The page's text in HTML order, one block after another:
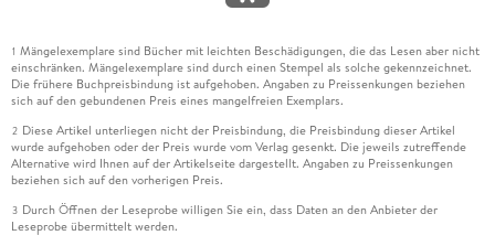
1 Mängelexemplare sind Bücher mit leichten Beschädigungen, die das Lesen aber nicht
einschränken. Mängelexemplare sind durch einen Stempel als solche gekennzeichnet.
Die frühere Buchpreisbindung ist aufgehoben. Angaben zu Preissenkungen beziehen
sich auf den gebundenen Preis eines mangelfreien Exemplars.
2 Diese Artikel unterliegen nicht der Preisbindung, die Preisbindung dieser Artikel
wurde aufgehoben oder der Preis wurde vom Verlag gesenkt. Die jeweils zutreffende
Alternative wird Ihnen auf der Artikelseite dargestellt. Angaben zu Preissenkungen
beziehen sich auf den vorherigen Preis.
3 Durch Öffnen der Leseprobe willigen Sie ein, dass Daten an den Anbieter der
Leseprobe übermittelt werden.